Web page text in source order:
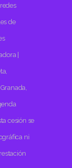
de
|
cesión se
ni